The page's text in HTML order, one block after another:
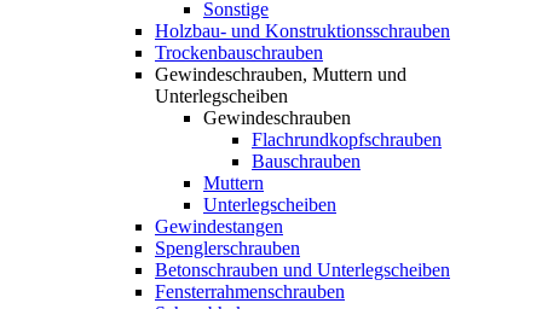
Sonstige
Holzbau- und Konstruktionsschrauben
Trockenbauschrauben
Gewindeschrauben, Muttern und
Unterlegscheiben
Gewindeschrauben
Flachrundkopfschrauben
Bauschrauben
Muttern
Unterlegscheiben
Gewindestangen
Spenglerschrauben
Betonschrauben und Unterlegscheiben
Fensterrahmenschrauben